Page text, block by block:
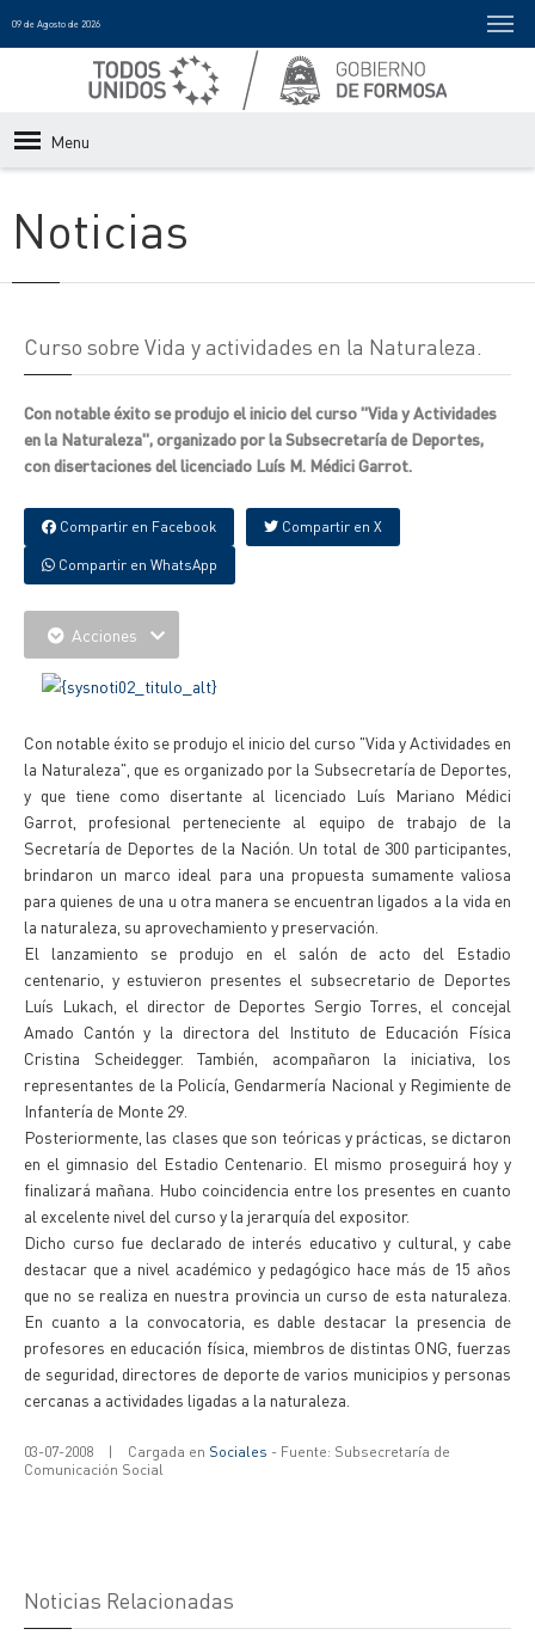
09 de Agosto de 2026
Menu
Noticias
Curso sobre Vida y actividades en la Naturaleza.
Con notable éxito se produjo el inicio del curso "Vida y Actividades
en la Naturaleza", organizado por la Subsecretaría de Deportes,
con disertaciones del licenciado Luís M. Médici Garrot.
Compartir en Facebook Compartir en X
Compartir en WhatsApp
Acciones
Con notable éxito se produjo el inicio del curso "Vida y Actividades en
la Naturaleza", que es organizado por la Subsecretaría de Deportes,
y que tiene como disertante al licenciado Luís Mariano Médici
Garrot, profesional perteneciente al equipo de trabajo de la
Secretaría de Deportes de la Nación. Un total de 300 participantes,
brindaron un marco ideal para una propuesta sumamente valiosa
para quienes de una u otra manera se encuentran ligados a la vida en
la naturaleza, su aprovechamiento y preservación.
El lanzamiento se produjo en el salón de acto del Estadio
centenario, y estuvieron presentes el subsecretario de Deportes
Luís Lukach, el director de Deportes Sergio Torres, el concejal
Amado Cantón y la directora del Instituto de Educación Física
Cristina Scheidegger. También, acompañaron la iniciativa, los
representantes de la Policía, Gendarmería Nacional y Regimiente de
Infantería de Monte 29.
Posteriormente, las clases que son teóricas y prácticas, se dictaron
en el gimnasio del Estadio Centenario. El mismo proseguirá hoy y
finalizará mañana. Hubo coincidencia entre los presentes en cuanto
al excelente nivel del curso y la jerarquía del expositor.
Dicho curso fue declarado de interés educativo y cultural, y cabe
destacar que a nivel académico y pedagógico hace más de 15 años
que no se realiza en nuestra provincia un curso de esta naturaleza.
En cuanto a la convocatoria, es dable destacar la presencia de
profesores en educación física, miembros de distintas ONG, fuerzas
de seguridad, directores de deporte de varios municipios y personas
cercanas a actividades ligadas a la naturaleza.
03-07-2008 | Cargada en Sociales - Fuente: Subsecretaría de
Comunicación Social
Noticias Relacionadas